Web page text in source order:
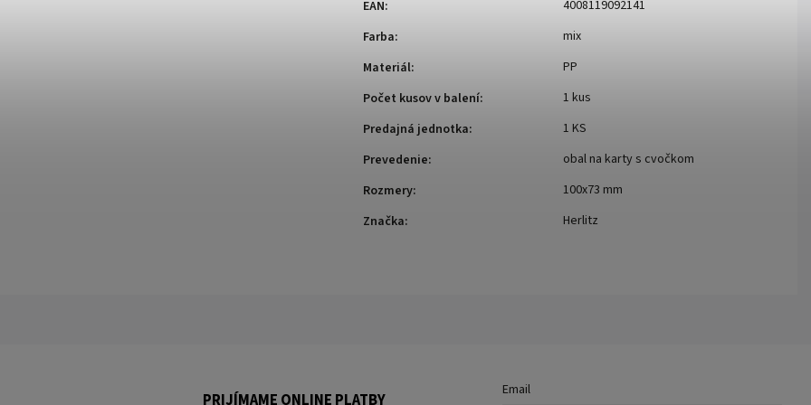
EAN:
4008119092141
Farba:
mix
Materiál:
PP
Počet kusov v balení:
1 kus
Predajná jednotka:
1 KS
Prevedenie:
obal na karty s cvočkom
Rozmery:
100x73 mm
Značka: Herlitz
Email